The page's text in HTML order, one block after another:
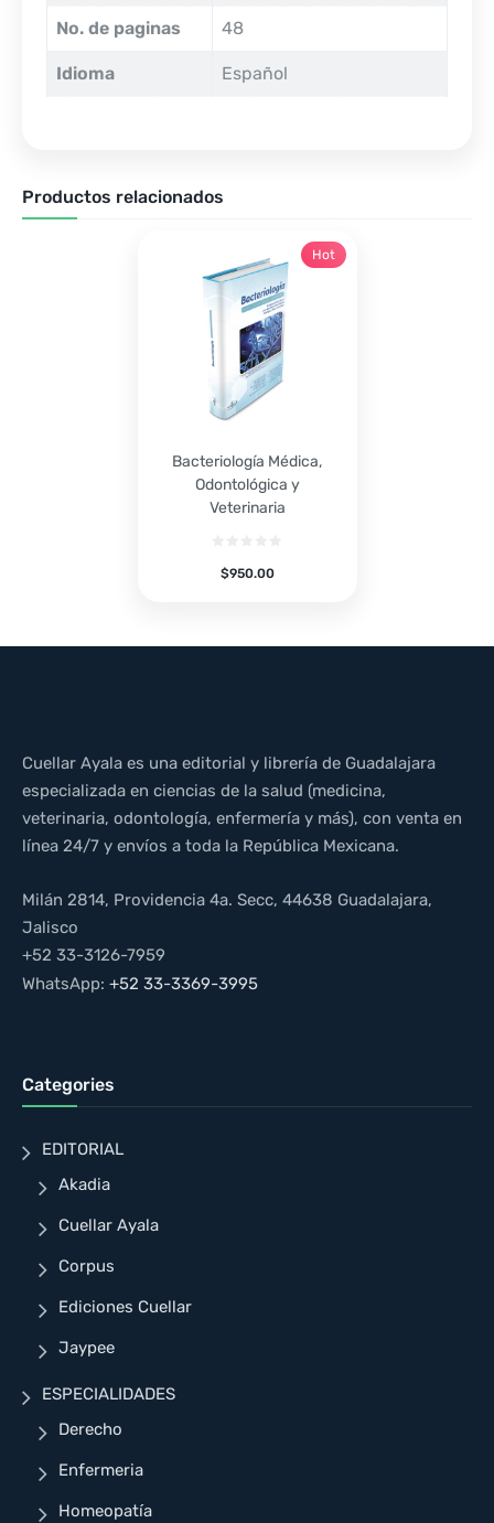
No. de paginas 48
Idioma Español
Productos relacionados
Bacteriología Médica,
Odontológica y
Veterinaria
$950.00
Hot
Cuellar Ayala es una editorial y librería de Guadalajara
especializada en ciencias de la salud (medicina,
veterinaria, odontología, enfermería y más), con venta en
línea 24/7 y envíos a toda la República Mexicana.
Milán 2814, Providencia 4a. Secc, 44638 Guadalajara,
Jalisco
+52 33-3126-7959
WhatsApp: +52 33-3369-3995
Categories
EDITORIAL
Akadia
Cuellar Ayala
Corpus
Ediciones Cuellar
Jaypee
ESPECIALIDADES
Derecho
Enfermeria
Homeopatía